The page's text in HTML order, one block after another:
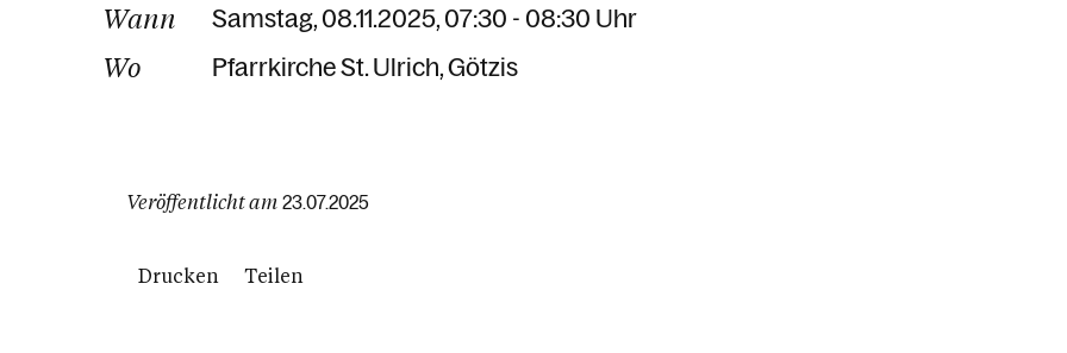
Wann Samstag, 08.11.2025, 07:30 - 08:30 Uhr
Wo Pfarrkirche St. Ulrich Götzis
Veröffentlicht am 23.07.2025
Drucken Teilen